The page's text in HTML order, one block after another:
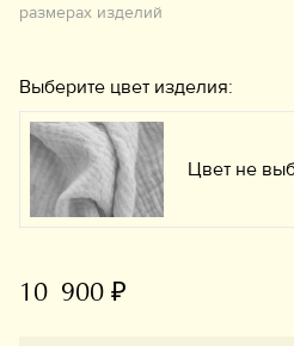
размерах изделий
Выберите цвет изделия:
Цвет не
10 900 ₽